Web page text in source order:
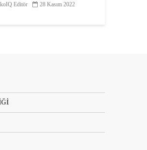
yok olmasına yol
Editör 28 Kasım 2022